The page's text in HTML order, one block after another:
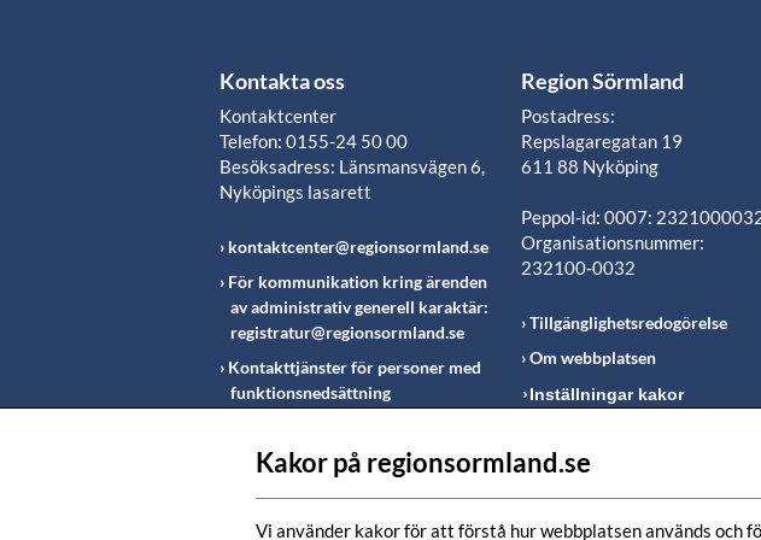
Kontakta oss
Kontaktcenter
Telefon: 0155-24 50 00
Besöksadress: Länsmansvägen 6,
Nyköpings lasarett
kontaktcenter@regionsormland.se
För kommunikation kring ärenden
av administrativ generell karaktär:
registratur@regionsormland.se
Kontakttjänster för personer med
funktionsnedsättning
inom Region Sörmland
Region Sörmland
Postadress:
Repslagaregatan 19
611 88 Nyköping
Peppol-id: 0007:
Organisationsnummer:
232100-0032
Tillgänglighetsredogörelse
Om webbplatsen
Inställningar kakor
Följ oss i våra sociala
Kakor på regionsormland.se
Vi använder kakor för att förstå hur webbplatsen används och